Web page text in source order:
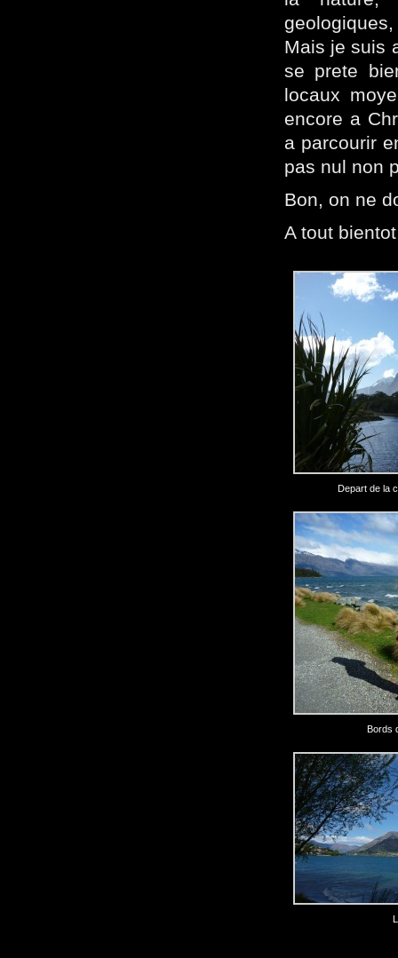
Mais je suis
se prete
locaux
encore a
a parcourir
pas nul non
Bon, on ne
A tout
Depart de la
Bords